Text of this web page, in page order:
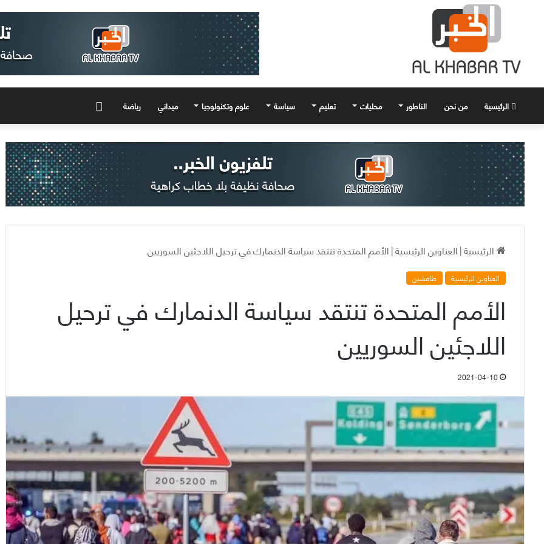
الرئيسية من نحن الناطور محليات تعليم سياسة علوم وتكنولوجيا ميداني رياضة
الرئيسية|العناوين الرئيسية|الأمم المتحدة تنتقد سياسة الدنمارك في ترحيل اللاجئين السوريين
العناوين الرئيسية طافشين
الأمم المتحدة تنتقد سياسة الدنمارك في ترحيل
اللاجئين السوريين
2021-04-10